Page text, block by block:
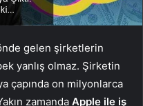
gelen şirketlerin
yanlış olmaz. Şirketin
çapında on milyonlarca
zamanda Apple ile iş